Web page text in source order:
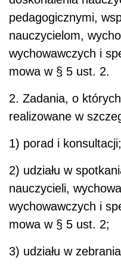
pedagogicznymi,
nauczycielom,
wychowawczych i
mowa w § 5 ust. 2.
2. Zadania, o
realizowane w
1) porad i konsultacji;
2) udziału w
nauczycieli,
wychowawczych i
mowa w § 5 ust. 2;
3) udziału w